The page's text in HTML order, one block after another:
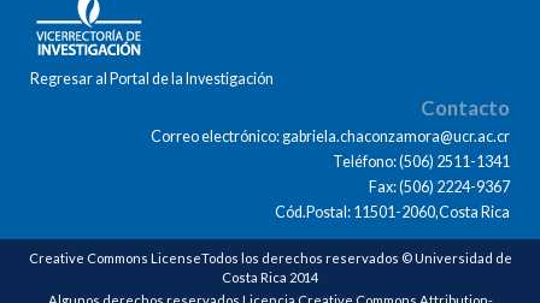
Regresar al Portal de la Investigación
Contacto
Correo electrónico: gabriela.chaconzamora@ucr.ac.cr
Teléfono: (506) 2511-1341
Fax: (506) 2224-9367
Cód.Postal: 11501-2060,Costa Rica
Creative Commons LicenseTodos los derechos reservados © Universidad de
Costa Rica 2014